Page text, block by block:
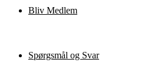
Bliv Medlem
Spørgsmål og Svar